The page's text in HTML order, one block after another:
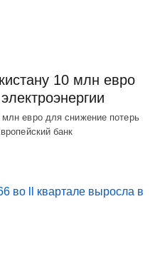
10 млн евро
евро для снижение потерь
банк